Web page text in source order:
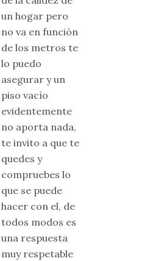
un hogar pero
no va en función
de los metros te
lo puedo
asegurar y un
piso vacío
evidentemente
no aporta nada,
te invito a que te
quedes y
compruebes lo
que se puede
hacer con el, de
todos modos es
una respuesta
muy respetable